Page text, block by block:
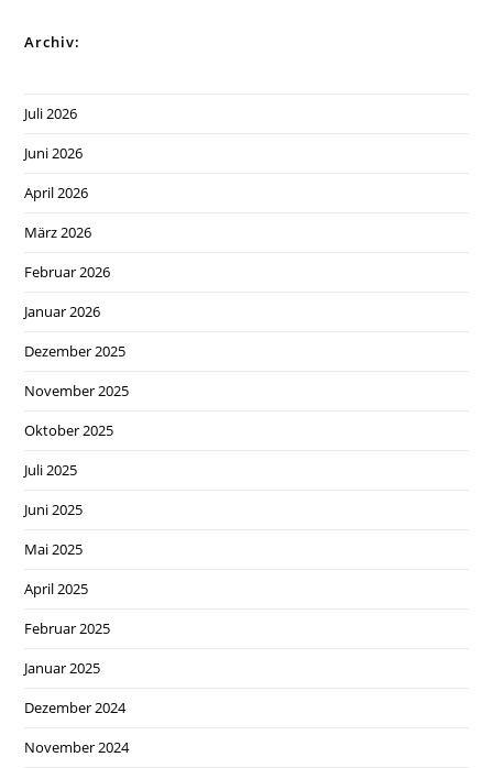
Archiv:
Juli 2026
Juni 2026
April 2026
März 2026
Februar 2026
Januar 2026
Dezember 2025
November 2025
Oktober 2025
Juli 2025
Juni 2025
Mai 2025
April 2025
Februar 2025
Januar 2025
Dezember 2024
November 2024